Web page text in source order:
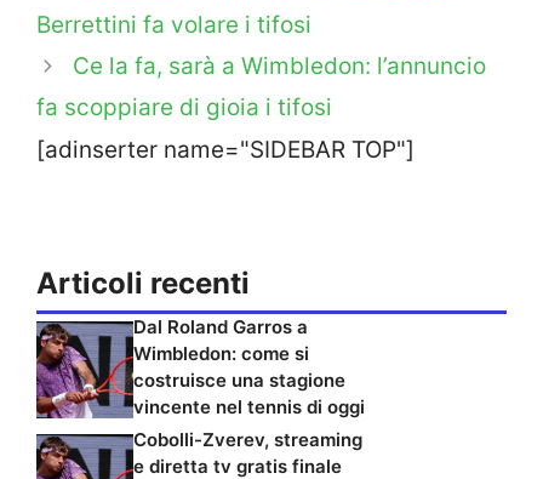
Berrettini fa volare i tifosi
Ce la fa, sarà a Wimbledon: l’annuncio
fa scoppiare di gioia i tifosi
[adinserter name="SIDEBAR TOP"]
Articoli recenti
Dal Roland Garros a
Wimbledon: come si
costruisce una stagione
vincente nel tennis di oggi
Cobolli-Zverev, streaming
e diretta tv gratis finale